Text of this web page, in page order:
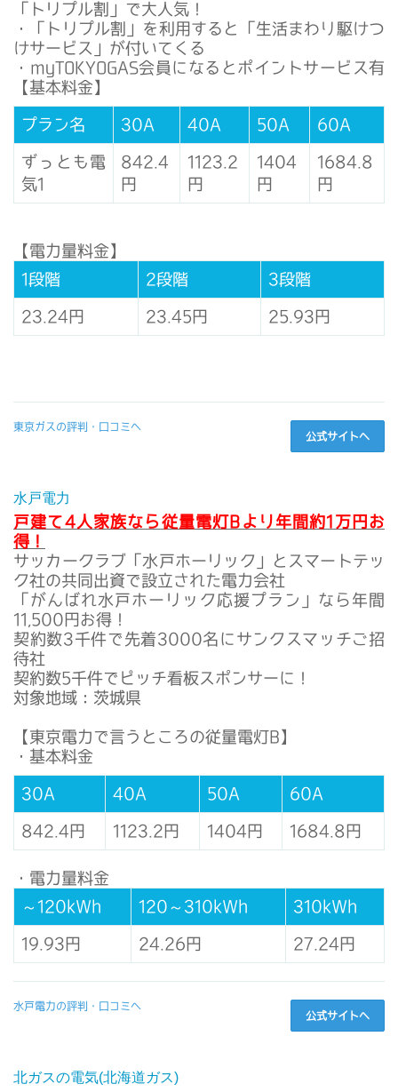
「トリプル割」で大人気！
・「トリプル割」を利用すると「生活まわり駆けつ
けサービス」が付いてくる
・myTOKYOGAS会員になるとポイントサービス有
【基本料金】
プラン名 30A 40A 50A 60A
ずっとも電
気1
842.4
円
1123.2
円
1404
円
1684.8
円
【電力量料金】
1段階
2段階 3段階
23.24円 23.45円 25.93円
東京ガスの評判・口コミへ
公式サイトへ
水戸電力
戸建て4人家族なら従量電灯Bより年間約1万円お
得！
サッカークラブ「水戸ホーリック」とスマートテッ
ク社の共同出資で設立された電力会社
「がんばれ水戸ホーリック応援プラン」なら年間
11,500円お得！
契約数3千件で先着3000名にサンクスマッチご招
待社
契約数5千件でピッチ看板スポンサーに！
対象地域：茨城県
【東京電力で言うところの従量電灯B】
・基本料金
30A 40A 50A 60A
842.4円 1123.2円 1404円 1684.8円
・電力量料金
～120kWh
120～310kWh 310kWh
19.93円 24.26円 27.24円
水戸電力の評判・口コミへ
公式サイトへ
北ガスの電気(北海道ガス)